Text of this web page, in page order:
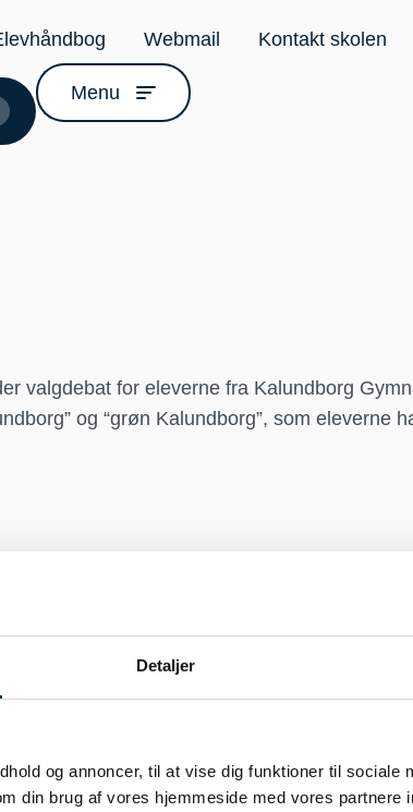
Detaljer
og annoncer, til at vise dig funktioner til sociale
din brug af vores hjemmeside med vores partnere
Webmail Kontakt skolen
Menu
valgdebat for eleverne fra Kalundborg
og “grøn Kalundborg”, som